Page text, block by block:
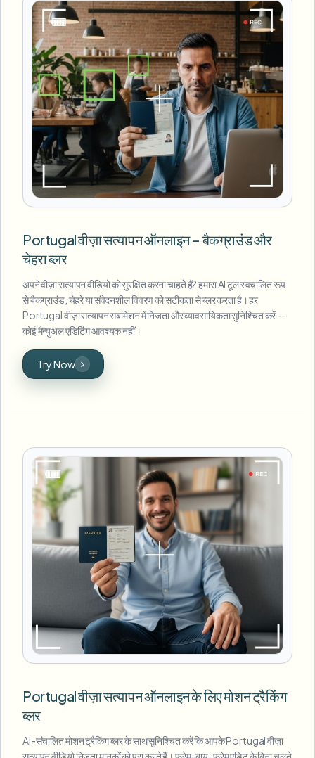
Portugal वीज़ा सत्यापन ऑनलाइन – बैकग्राउंड और
चेहरा ब्लर
अपने वीज़ा सत्यापन वीडियो को सुरक्षित करना चाहते हैं? हमारा AI टूल स्वचालित रूप
से बैकग्राउंड, चेहरे या संवेदनशील विवरण को सटीकता से ब्लर करता है। हर
Portugal वीज़ा सत्यापन सबमिशन में निजता और व्यावसायिकता सुनिश्चित करें —
कोई मैन्युअल एडिटिंग आवश्यक नहीं।
Try Now
Portugal वीज़ा सत्यापन ऑनलाइन के लिए मोशन ट्रैकिंग
ब्लर
AI-संचालित मोशन ट्रैकिंग ब्लर के साथ सुनिश्चित करें कि आपके Portugal वीज़ा